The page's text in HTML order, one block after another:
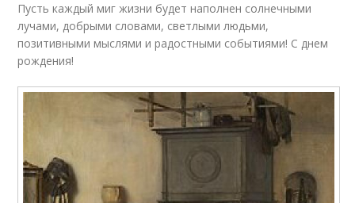
Пусть каждый миг жизни будет наполнен солнечными
лучами, добрыми словами, светлыми людьми,
позитивными мыслями и радостными событиями! С днем
рождения!